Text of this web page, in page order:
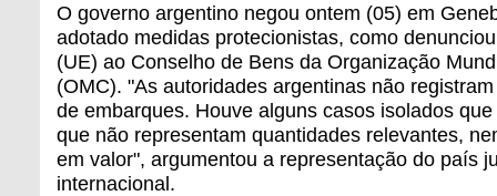
O governo argentino negou ontem (05) em
adotado medidas protecionistas, como
(UE) ao Conselho de Bens da Organização
(OMC). "As autoridades argentinas não
de embarques. Houve alguns casos isolados
que não representam quantidades relevantes,
em valor", argumentou a representação do país
internacional.